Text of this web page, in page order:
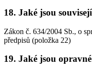
18. Jaké jsou
Zákon č. 634/2004 Sb., o
předpisů (položka 22)
19. Jaké jsou